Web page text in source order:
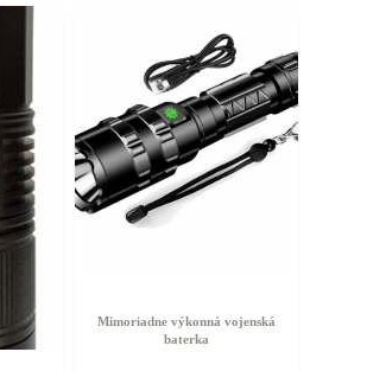
Mimoriadne výkonná vojenská
baterka